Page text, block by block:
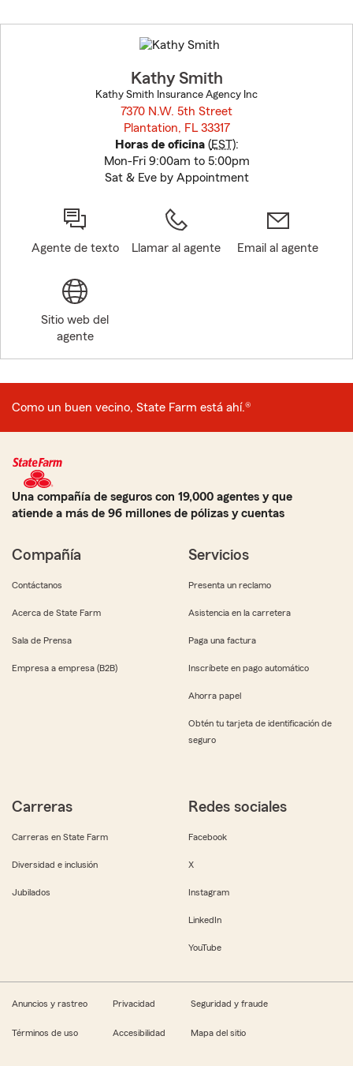
to
before
Kathy Smith
Kathy Smith Insurance Agency Inc
7370 N.W. 5th Street
Plantation, FL 33317
Horas de oficina(EST):
Mon-Fri 9:00am to 5:00pm
Sat & Eve by Appointment
Agente de texto Llamar al agente Email al agente
Sitio web del
agente
Como un buen vecino, State Farm está ahí.®
Una compañía de seguros con 19,000 agentes y que
atiende a más de 96 millones de pólizas y cuentas
Compañía
Contáctanos
Acerca de State Farm
Sala de Prensa
Empresa a empresa (B2B)
Servicios
Presenta un reclamo
Asistencia en la carretera
Paga una factura
Inscríbete en pago automático
Ahorra papel
Obtén tu tarjeta de identificación de
seguro
Carreras
Carreras en State Farm
Diversidad e inclusión
Jubilados
Redes sociales
Facebook
X
Instagram
LinkedIn
YouTube
Anuncios y rastreo Privacidad Seguridad y fraude
Términos de uso Accesibilidad Mapa del sitio